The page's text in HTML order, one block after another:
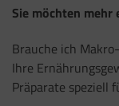
Sie möchten mehr
Brauche ich
Ihre
Präparate speziell